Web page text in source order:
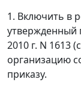
1. Включить в
утвержденный
2010 г. N 1613
организацию
приказу.